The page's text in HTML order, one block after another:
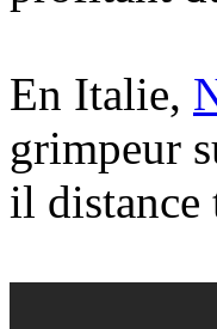
En Italie,
grimpeur
il distance